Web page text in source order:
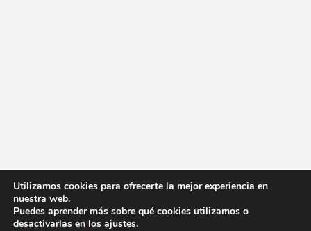
Utilizamos cookies para ofrecerte la mejor experiencia en
nuestra web.
Puedes aprender más sobre qué cookies utilizamos o
desactivarlas en los ajustes.